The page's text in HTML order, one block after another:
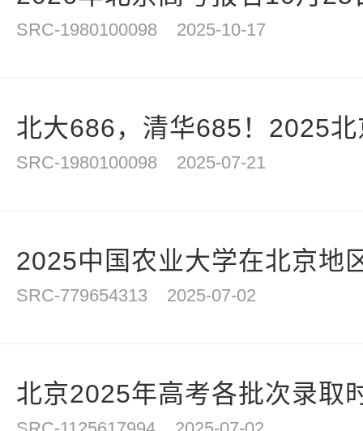
SRC-1980100098 2025-10-17
北大686，清华685！2025
SRC-1980100098 2025-07-21
2025中国农业大学在北京地
SRC-779654313 2025-07-02
北京2025年高考各批次录取